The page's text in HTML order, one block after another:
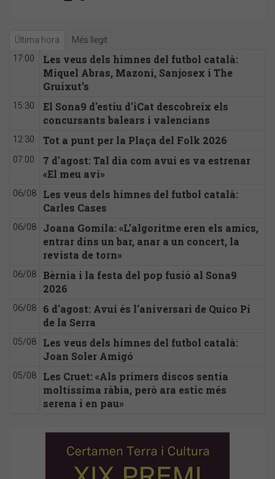
Última hora Més llegit
17:00
Les veus dels himnes del futbol català:
Miquel Abras, Mazoni, Sanjosex i The
Gruixut’s
15:30
El Sona9 d'estiu d'iCat descobreix els
concursants balears i valencians
12:30 Tot a punt per la Plaça del Folk 2026
07:00
7 d'agost: Tal dia com avui es va estrenar
«El meu avi»
06/08
Les veus dels himnes del futbol català:
Carles Cases
06/08
Joana Gomila: «L’algoritme eren els amics,
entrar dins un bar, anar a un concert, la
revista de torn»
06/08
Bèrnia i la festa del pop fusió al Sona9
2026
06/08
6 d'agost: Avui és l'aniversari de Quico Pi
de la Serra
05/08
Les veus dels himnes del futbol català:
Joan Soler Amigó
05/08
Les Cruet: «Als primers discos sentia
moltíssima ràbia, però ara estic més
serena i en pau»